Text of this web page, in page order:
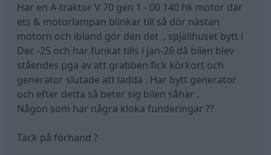
Har en A-traktor V 70 gen 1 - 00 140 hk motor där
ets & motorlampan blinkar till så dör nästan
motorn och ibland gör den det , spjällhuset bytt i
Dec -25 och har funkat tills i jan-26 då bilen blev
ståendes pga av att grabben fick körkort och
generator slutade att ladda . Har bytt generator
och efter detta så beter sig bilen såhär .
Någon som har några kloka funderingar ??
Tack på förhand ?